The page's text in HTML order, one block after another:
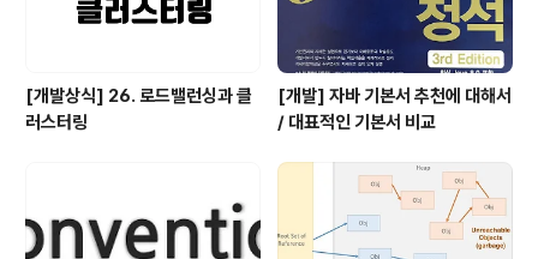
[개발상식] 26. 로드밸런싱과 클
러스터링
[개발] 자바 기본서 추천에 대해서
/ 대표적인 기본서 비교